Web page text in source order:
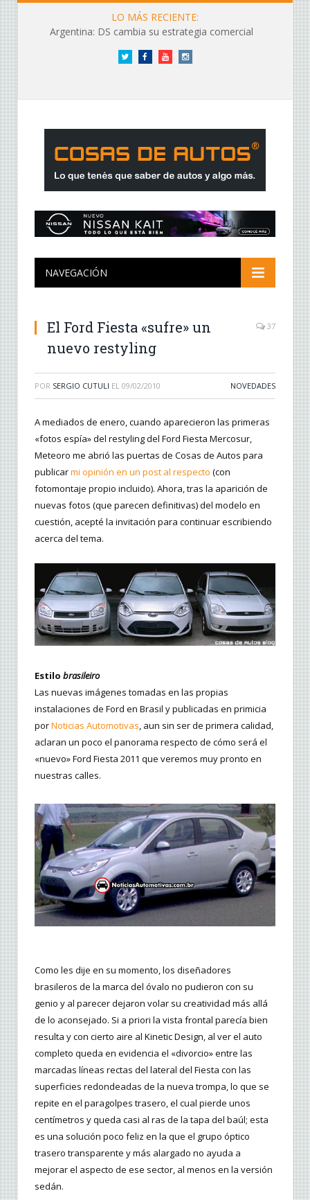
LO MÁS RECIENTE:
Argentina: DS cambia su estrategia comercial
Twitter FacebookYouTubeInstagram
NAVEGACIÓN
El Ford Fiesta «sufre» un
nuevo restyling
37
POR SERGIO CUTULI EL 09/02/2010 NOVEDADES
A mediados de enero, cuando aparecieron las primeras
«fotos espía» del restyling del Ford Fiesta Mercosur,
Meteoro me abrió las puertas de Cosas de Autos para
publicarmi opinión en un post al respecto (con
fotomontaje propio incluido). Ahora, tras la aparición de
nuevas fotos (que parecen definitivas) del modelo en
cuestión, acepté la invitación para continuar escribiendo
acerca del tema.
Estilo brasileiro
Las nuevas imágenes tomadas en las propias
instalaciones de Ford en Brasil y publicadas en primicia
porNoticias Automotivas, aun sin ser de primera calidad,
aclaran un poco el panorama respecto de cómo será el
«nuevo» Ford Fiesta 2011 que veremos muy pronto en
nuestras calles.
Como les dije en su momento, los diseñadores
brasileros de la marca del óvalo no pudieron con su
genio y al parecer dejaron volar su creatividad más allá
de lo aconsejado. Si a priori la vista frontal parecía bien
resulta y con cierto aire al Kinetic Design, al ver el auto
completo queda en evidencia el «divorcio» entre las
marcadas líneas rectas del lateral del Fiesta con las
superficies redondeadas de la nueva trompa, lo que se
repite en el paragolpes trasero, el cual pierde unos
centímetros y queda casi al ras de la tapa del baúl; esta
es una solución poco feliz en la que el grupo óptico
trasero transparente y más alargado no ayuda a
mejorar el aspecto de ese sector, al menos en la versión
sedán.